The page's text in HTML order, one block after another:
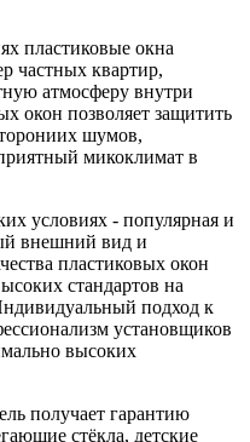
пластиковые окна
частных квартир,
атмосферу внутри
окон позволяет защитить
шумов,
микоклимат в
условиях - популярная и
внешний вид и
пластиковых окон
стандартов на
подход к
установщиков
высоких
получает гарантию
стёкла, детские